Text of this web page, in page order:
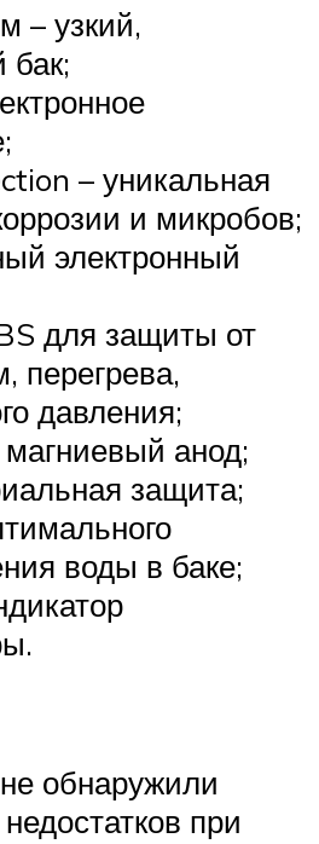
– узкий,
бак;
– уникальная
и микробов;
электронный
для защиты от
перегрева,
давления;
анод;
защита;
воды в баке;
обнаружили
при